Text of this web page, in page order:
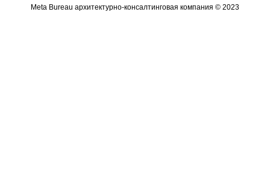
Meta Bureau архитектурно-консалтинговая компания © 2023